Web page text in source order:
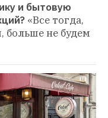
и бытовую
«Все тогда,
больше не будем